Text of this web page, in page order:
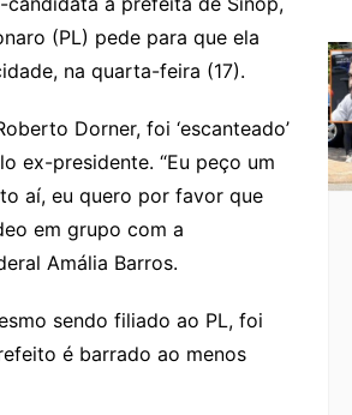
e o
M
ai
l
d
s
(PL) pede para que ela
na quarta-feira (17).
Dorner, foi ‘escanteado’
ex-presidente. “Eu peço um
aí, eu quero por favor que
em grupo com a
Amália Barros.
sendo filiado ao PL, foi
é barrado ao menos